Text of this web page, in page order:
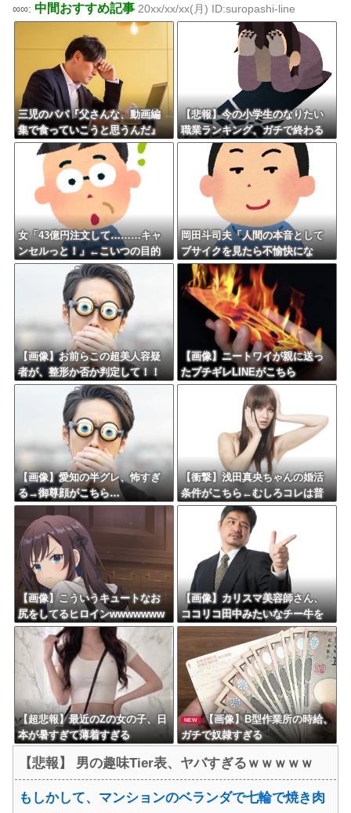
∞∞: 中間おすすめ記事 20xx/xx/xx(月) ID:suropashi-line
三児のパパ『父さんな、動画編
集で食っていこうと思うんだ』
→結果
【悲報】今の小学生のなりたい
職業ランキング、ガチで終わる
女「43億円注文して………キャ
ンセルっと！」←こいつの目的
岡田斗司夫「人間の本音として
ブサイクを見たら不愉快にな
る。この責任をどうとるんだ」
【画像】お前らこの超美人容疑
者が、整形か否か判定して！！
→画像がこちらw w w w w w w
【画像】ニートワイが親に送っ
たブチギレLINEがこちら
【画像】愛知の半グレ、怖すぎ
る→御尊顔がこちら…
【衝撃】浅田真央ちゃんの婚活
条件がこちら←むしろコレは普
通じゃね？w w w w w w w w
【画像】こういうキュートなお
尻をしてるヒロインwwwwwww
www
【画像】カリスマ美容師さん、
ココリコ田中みたいなチー牛を
大変身させた結果がこちらw w w
w w w w w w w w
【超悲報】最近のZの女の子、日
本が暑すぎて薄着すぎる
NEW
【画像】B型作業所の時給、
ガチで奴隷すぎる
【悲報】 男の趣味Tier表、ヤバすぎるｗｗｗｗｗ
もしかして、マンションのベランダで七輪で焼き肉